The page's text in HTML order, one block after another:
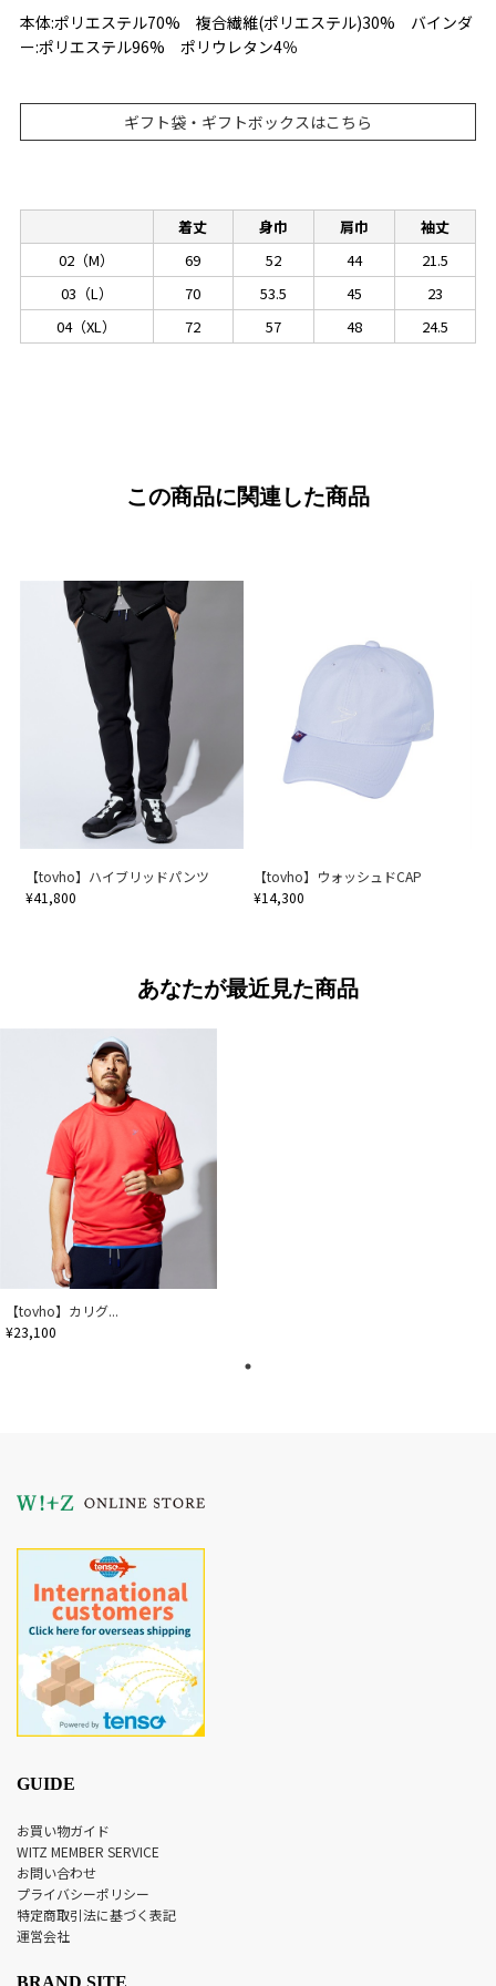
本体:ポリエステル70% 複合繊維(ポリエステル)30% バインダ
ー:ポリエステル96% ポリウレタン4％
ギフト袋・ギフトボックスはこちら
着丈 身巾 肩巾
袖丈
02（M）
69 52 44
21.5
03（L）
70 53.5 45
23
04（XL）
72 57 48 24.5
この商品に関連した商品
【tovho】ハイブリッドパンツ
¥41,800
【tovho】ウォッシュドCAP
¥14,300
あなたが最近見た商品
【tovho】カリグ...
¥23,100
GUIDE
お買い物ガイド
WITZ MEMBER SERVICE
お問い合わせ
プライバシーポリシー
特定商取引法に基づく表記
運営会社
BRAND SITE